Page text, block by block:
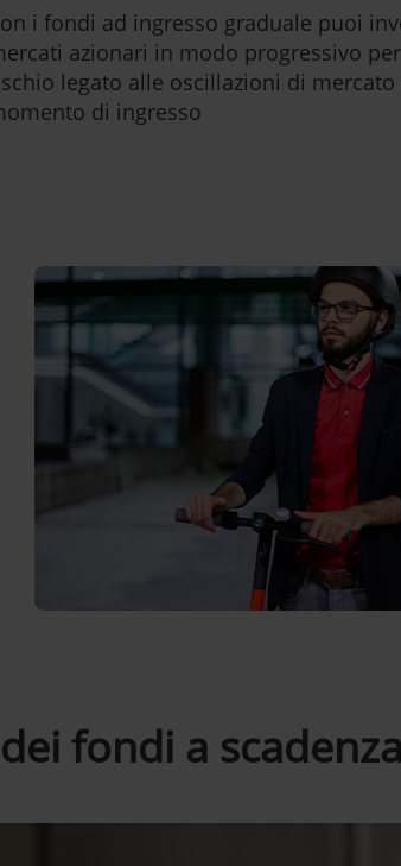
i fondi ad ingresso graduale puoi
azionari in modo progressivo
legato alle oscillazioni di mercato
di ingresso
fondi a scadenza